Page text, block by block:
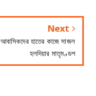
Next
আবাসিকদের হাতের কাজে সাজল
হলদিয়ার মাতৃমণ্ডপ